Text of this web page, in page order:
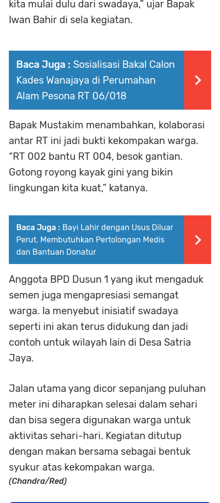
kita mulai dulu dari swadaya,” ujar Bapak
Iwan Bahir di sela kegiatan.
Baca Juga : Sosialisasi Bakal Calon
Kades Wanajaya di Perumahan
Alam Pesona RT 06/018
Bapak Mustakim menambahkan, kolaborasi
antar RT ini jadi bukti kekompakan warga.
“RT 002 bantu RT 004, besok gantian.
Gotong royong kayak gini yang bikin
lingkungan kita kuat,” katanya.
Baca Juga : Bayi Lahir dengan Usus Diluar
Perut, Membutuhkan Pertolongan Medis
dan Bantuan Donatur
Anggota BPD Dusun 1 yang ikut mengaduk
semen juga mengapresiasi semangat
warga. Ia menyebut inisiatif swadaya
seperti ini akan terus didukung dan jadi
contoh untuk wilayah lain di Desa Satria
Jaya.
Jalan utama yang dicor sepanjang puluhan
meter ini diharapkan selesai dalam sehari
dan bisa segera digunakan warga untuk
aktivitas sehari-hari. Kegiatan ditutup
dengan makan bersama sebagai bentuk
syukur atas kekompakan warga.
(Chandra/Red)